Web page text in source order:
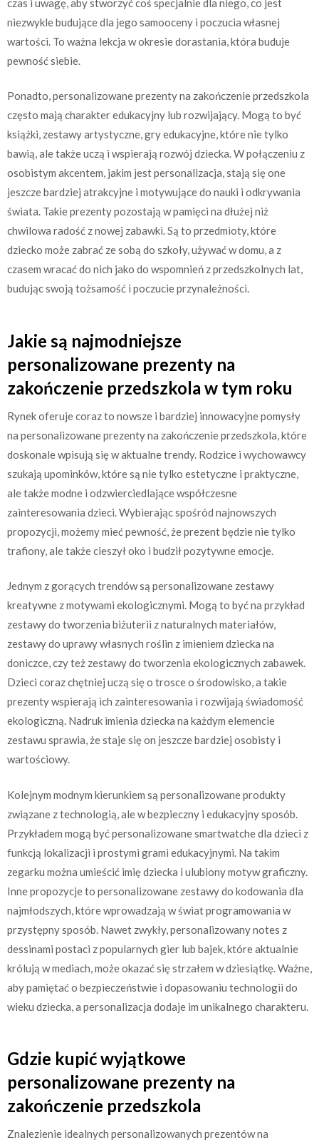
niezwykle budujące dla jego samooceny i poczucia własnej
wartości. To ważna lekcja w okresie dorastania, która buduje
pewność siebie.
Ponadto, personalizowane prezenty na zakończenie przedszkola
często mają charakter edukacyjny lub rozwijający. Mogą to być
książki, zestawy artystyczne, gry edukacyjne, które nie tylko
bawią, ale także uczą i wspierają rozwój dziecka. W połączeniu z
osobistym akcentem, jakim jest personalizacja, stają się one
jeszcze bardziej atrakcyjne i motywujące do nauki i odkrywania
świata. Takie prezenty pozostają w pamięci na dłużej niż
chwilowa radość z nowej zabawki. Są to przedmioty, które
dziecko może zabrać ze sobą do szkoły, używać w domu, a z
czasem wracać do nich jako do wspomnień z przedszkolnych lat,
budując swoją tożsamość i poczucie przynależności.
Jakie są najmodniejsze
personalizowane prezenty na
zakończenie przedszkola w tym roku
Rynek oferuje coraz to nowsze i bardziej innowacyjne pomysły
na personalizowane prezenty na zakończenie przedszkola, które
doskonale wpisują się w aktualne trendy. Rodzice i wychowawcy
szukają upominków, które są nie tylko estetyczne i praktyczne,
ale także modne i odzwierciedlające współczesne
zainteresowania dzieci. Wybierając spośród najnowszych
propozycji, możemy mieć pewność, że prezent będzie nie tylko
trafiony, ale także cieszył oko i budził pozytywne emocje.
Jednym z gorących trendów są personalizowane zestawy
kreatywne z motywami ekologicznymi. Mogą to być na przykład
zestawy do tworzenia biżuterii z naturalnych materiałów,
zestawy do uprawy własnych roślin z imieniem dziecka na
doniczce, czy też zestawy do tworzenia ekologicznych zabawek.
Dzieci coraz chętniej uczą się o trosce o środowisko, a takie
prezenty wspierają ich zainteresowania i rozwijają świadomość
ekologiczną. Nadruk imienia dziecka na każdym elemencie
zestawu sprawia, że staje się on jeszcze bardziej osobisty i
wartościowy.
Kolejnym modnym kierunkiem są personalizowane produkty
związane z technologią, ale w bezpieczny i edukacyjny sposób.
Przykładem mogą być personalizowane smartwatche dla dzieci z
funkcją lokalizacji i prostymi grami edukacyjnymi. Na takim
zegarku można umieścić imię dziecka i ulubiony motyw graficzny.
Inne propozycje to personalizowane zestawy do kodowania dla
najmłodszych, które wprowadzają w świat programowania w
przystępny sposób. Nawet zwykły, personalizowany notes z
dessinami postaci z popularnych gier lub bajek, które aktualnie
królują w mediach, może okazać się strzałem w dziesiątkę. Ważne,
aby pamiętać o bezpieczeństwie i dopasowaniu technologii do
wieku dziecka, a personalizacja dodaje im unikalnego charakteru.
Gdzie kupić wyjątkowe
personalizowane prezenty na
zakończenie przedszkola
Znalezienie idealnych personalizowanych prezentów na